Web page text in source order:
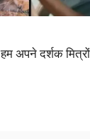
अपने दर्शक